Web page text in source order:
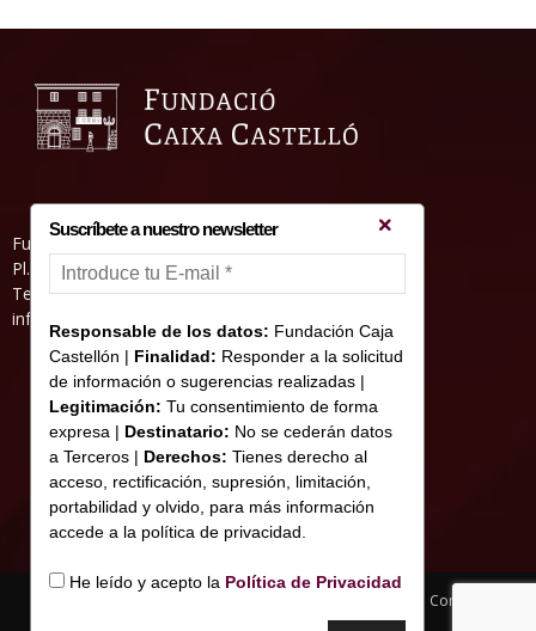
Fundació Caixa Castelló • Casa Abadía
Pl. de l’Herba, s/nº. 12001 Castelló de la Plana
Telèfon 964 232 551 • Fax 964 231 550
informacion@fundacioncajacastellon.es
Contacte
Suscríbete a nuestro newsletter
Responsable de los datos: Fundación Caja
Castellón | Finalidad: Responder a la solicitud
de información o sugerencias realizadas |
Legitimación: Tu consentimiento de forma
expresa | Destinatario: No se cederán datos
a Terceros | Derechos: Tienes derecho al
acceso, rectificación, supresión, limitación,
portabilidad y olvido, para más información
accede a la política de privacidad.
He leído y acepto la Política de Privacidad